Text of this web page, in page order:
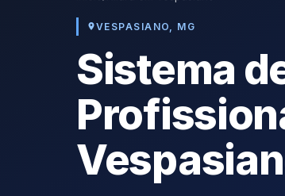
VESPASIANO, MG
Sistema